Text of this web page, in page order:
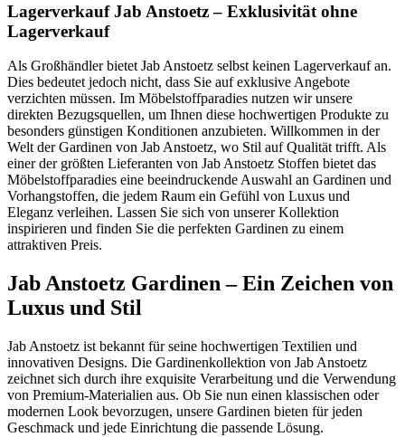
Lagerverkauf Jab Anstoetz – Exklusivität ohne
Lagerverkauf
Als Großhändler bietet Jab Anstoetz selbst keinen Lagerverkauf an.
Dies bedeutet jedoch nicht, dass Sie auf exklusive Angebote
verzichten müssen. Im Möbelstoffparadies nutzen wir unsere
direkten Bezugsquellen, um Ihnen diese hochwertigen Produkte zu
besonders günstigen Konditionen anzubieten. Willkommen in der
Welt der Gardinen von Jab Anstoetz, wo Stil auf Qualität trifft. Als
einer der größten Lieferanten von Jab Anstoetz Stoffen bietet das
Möbelstoffparadies eine beeindruckende Auswahl an Gardinen und
Vorhangstoffen, die jedem Raum ein Gefühl von Luxus und
Eleganz verleihen. Lassen Sie sich von unserer Kollektion
inspirieren und finden Sie die perfekten Gardinen zu einem
attraktiven Preis.
Jab Anstoetz Gardinen – Ein Zeichen von
Luxus und Stil
Jab Anstoetz ist bekannt für seine hochwertigen Textilien und
innovativen Designs. Die Gardinenkollektion von Jab Anstoetz
zeichnet sich durch ihre exquisite Verarbeitung und die Verwendung
von Premium-Materialien aus. Ob Sie nun einen klassischen oder
modernen Look bevorzugen, unsere Gardinen bieten für jeden
Geschmack und jede Einrichtung die passende Lösung.